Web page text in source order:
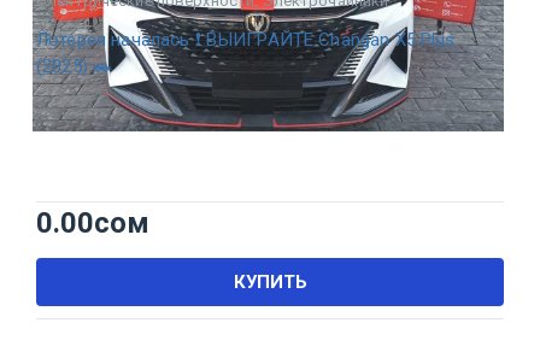
Лотерея началась ❗ ВЫИГРАЙТЕ Changan X5 Plus
(2025) 🚗
0.00сом
КУПИТЬ